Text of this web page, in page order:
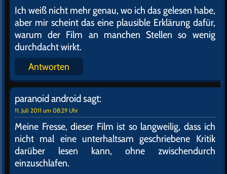
Ich weiß nicht mehr genau, wo ich das gelesen habe,
aber mir scheint das eine plausible Erklärung dafür,
warum der Film an manchen Stellen so wenig
durchdacht wirkt.
Antworten
paranoid androidsagt:
11. Juli 2011 um 08:29 Uhr
Meine Fresse, dieser Film ist so langweilig, dass ich
nicht mal eine unterhaltsam geschriebene Kritik
darüber lesen kann, ohne zwischendurch
einzuschlafen.